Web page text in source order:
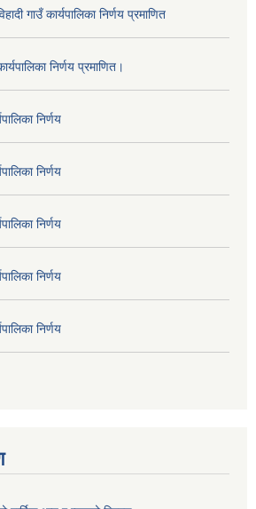
गाउँ कार्यपालिका निर्णय प्रमाणित
निर्णय प्रमाणित।
निर्णय
निर्णय
निर्णय
निर्णय
निर्णय